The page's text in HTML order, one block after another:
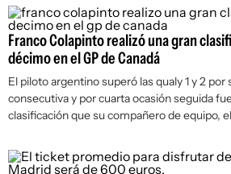
Franco Colapinto realizó una gran
décimo en el GP de Canadá
El piloto argentino superó las qualy 1 y 2 por
consecutiva y por cuarta ocasión seguida
clasificación que su compañero de equipo,